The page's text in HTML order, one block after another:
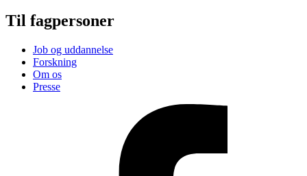
Til fagpersoner
Job og uddannelse
Forskning
Om os
Presse